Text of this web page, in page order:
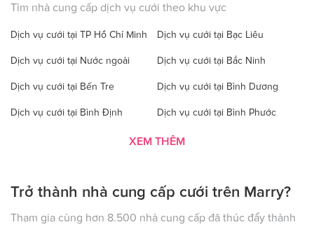
Tìm nhà cung cấp dịch vụ cưới theo khu vực
Dịch vụ cưới tại TP Hồ Chí Minh Dịch vụ cưới tại Bạc Liêu
Dịch vụ cưới tại Nước ngoài Dịch vụ cưới tại Bắc Ninh
Dịch vụ cưới tại Bến Tre Dịch vụ cưới tại Bình Dương
Dịch vụ cưới tại Bình Định Dịch vụ cưới tại Bình Phước
Dịch vụ cưới tại Bình Thuận Dịch vụ cưới tại Cà Mau
Dịch vụ cưới tại Hà Nội Dịch vụ cưới tại Đăk Nông
Dịch vụ cưới tại Điện Biên Dịch vụ cưới tại Đồng Nai
XEM THÊM
Trở thành nhà cung cấp cưới trên Marry?
Tham gia cùng hơn 8.500 nhà cung cấp đã thúc đẩy thành